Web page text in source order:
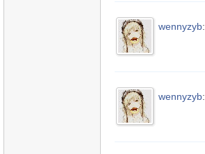
wennyzyb:
wennyzyb: